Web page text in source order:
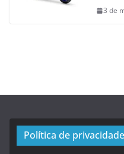
3 de
Política de privacidade